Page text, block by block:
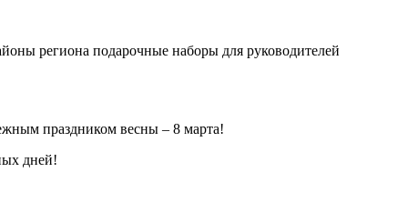
региона подарочные наборы для руководителей
праздником весны – 8 марта!
дней!